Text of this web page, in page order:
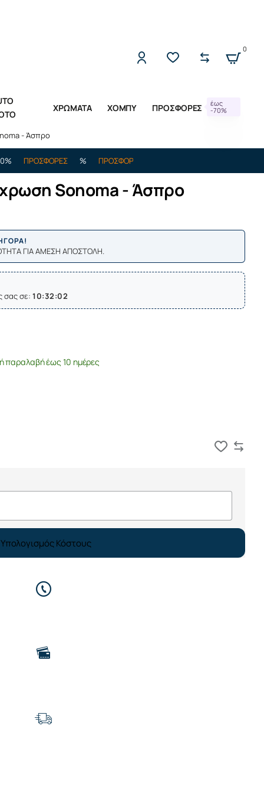
0
ΧΡΩΜΑΤΑ ΧΟΜΠΥ ΠΡΟΣΦΟΡΕΣ
έως
-70%
- Άσπρο
% ΠΡΟΣΦΟΡΕΣ %
Sonoma - Άσπρο
ΓΙΑ ΑΜΕΣΗ ΑΠΟΣΤΟΛΗ.
σας σε: 10:32:02
έως 10 ημέρες
Υπολογισμός Κόστους